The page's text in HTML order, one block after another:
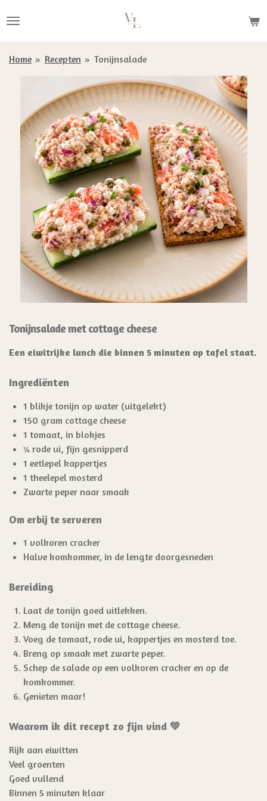
direct
de
Home » Recepten » Tonijnsalade
Tonijnsalade met cottage cheese
Een eiwitrijke lunch die binnen 5 minuten op tafel staat.
Ingrediënten
1 blikje tonijn op water (uitgelekt)
150 gram cottage cheese
1 tomaat, in blokjes
¼ rode ui, fijn gesnipperd
1 eetlepel kappertjes
1 theelepel mosterd
Zwarte peper naar smaak
Om erbij te serveren
1 volkoren cracker
Halve komkommer, in de lengte doorgesneden
Bereiding
Laat de tonijn goed uitlekken.
Meng de tonijn met de cottage cheese.
Voeg de tomaat, rode ui, kappertjes en mosterd toe.
Breng op smaak met zwarte peper.
Schep de salade op een volkoren cracker en op de
komkommer.
Genieten maar!
Waarom ik dit recept zo fijn vind 💚
Rijk aan eiwitten
Veel groenten
Goed vullend
Binnen 5 minuten klaar